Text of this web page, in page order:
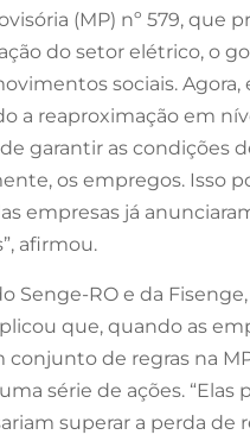
(MP) nº 579, que
do setor elétrico, o
sociais. Agora,
a reaproximação em
garantir as condições
os empregos. Isso
empresas já
afirmou.
Senge-RO e da
que, quando as
conjunto de regras na
série de ações. “Elas
superar a perda de